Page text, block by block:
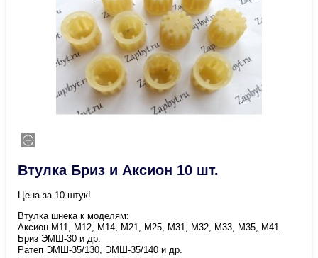
Втулка Бриз и Аксион 10 шт.
Цена за 10 штук!
Втулка шнека к моделям:
Аксион M11, М12, М14, М21, М25, М31, М32, М33, M35, М41.
Бриз ЭМШ-30 и др.
Ратеп ЭМШ-35/130, ЭМШ-35/140 и др.